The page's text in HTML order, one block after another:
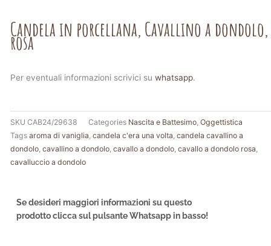
Candela in porcellana, Cavallino a dondolo,
rosa
Per eventuali informazioni scrivici su whatsapp.
SKU CAB24/29638 Categories Nascita e Battesimo Oggettistica
Tags aroma di vaniglia candela c'era una volta candela cavallino a
dondolo cavallino a dondolo cavallo a dondolo cavallo a dondolo rosa
cavalluccio a dondolo
Se desideri maggiori informazioni su questo
prodotto clicca sul pulsante Whatsapp in basso!